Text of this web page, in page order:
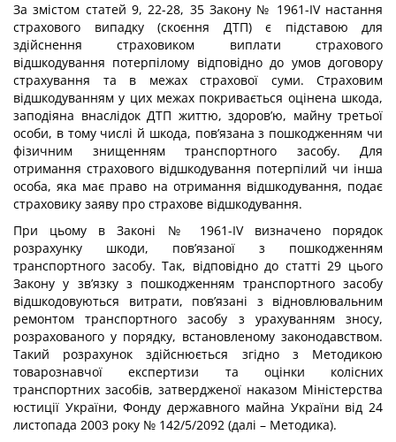
За змістом статей 9, 22-28, 35 Закону № 1961-IV настання
страхового випадку (скоєння ДТП) є підставою для
здійснення страховиком виплати страхового
відшкодування потерпілому відповідно до умов договору
страхування та в межах страхової суми. Страховим
відшкодуванням у цих межах покривається оцінена шкода,
заподіяна внаслідок ДТП життю, здоров’ю, майну третьої
особи, в тому числі й шкода, пов’язана з пошкодженням чи
фізичним знищенням транспортного засобу. Для
отримання страхового відшкодування потерпілий чи інша
особа, яка має право на отримання відшкодування, подає
страховику заяву про страхове відшкодування.
При цьому в Законі № 1961-IV визначено порядок
розрахунку шкоди, пов’язаної з пошкодженням
транспортного засобу. Так, відповідно до статті 29 цього
Закону у зв’язку з пошкодженням транспортного засобу
відшкодовуються витрати, пов’язані з відновлювальним
ремонтом транспортного засобу з урахуванням зносу,
розрахованого у порядку, встановленому законодавством.
Такий розрахунок здійснюється згідно з Методикою
товарознавчої експертизи та оцінки колісних
транспортних засобів, затвердженої наказом Міністерства
юстиції України, Фонду державного майна України від 24
листопада 2003 року № 142/5/2092 (далі – Методика).